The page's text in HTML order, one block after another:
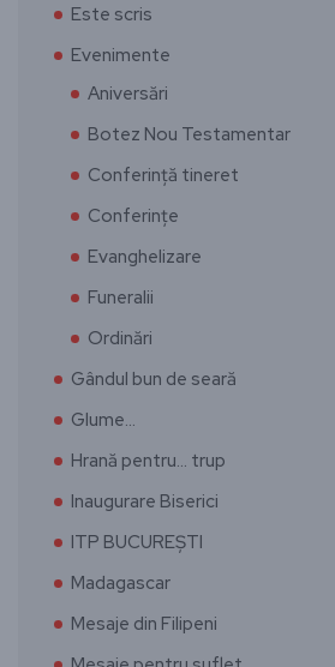
Este scris
Evenimente
Aniversări
Botez Nou Testamentar
Conferință tineret
Conferințe
Evanghelizare
Funeralii
Ordinări
Gândul bun de seară
Glume…
Hrană pentru… trup
Inaugurare Biserici
ITP BUCUREȘTI
Madagascar
Mesaje din Filipeni